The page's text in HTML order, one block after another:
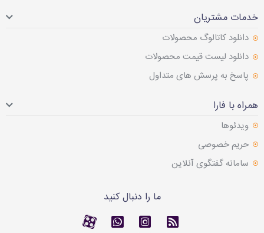
خدمات مشتریان
دانلود کاتالوگ محصولات
دانلود لیست قیمت محصولات
پاسخ به پرسش های متداول
همراه با فارا
ویدئوها
حریم خصوصی
سامانه گفتگوی آنلاین
ما را دنبال کنید
RSS کانال آپارات
تماس با واتس اپ
کانال آپارات